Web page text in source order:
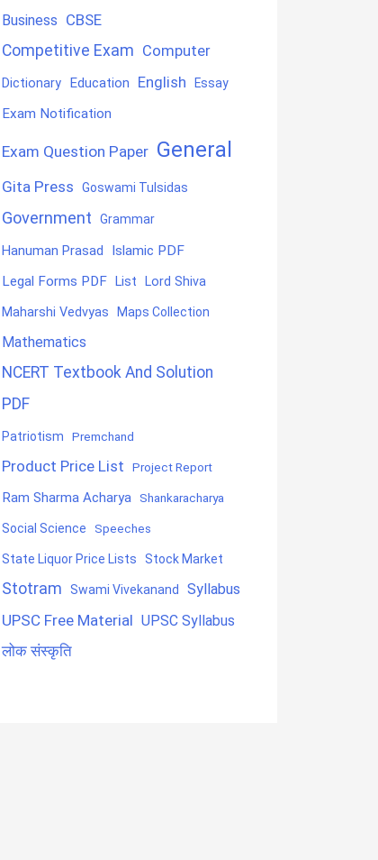
Business CBSE
Competitive Exam Computer
Dictionary Education English Essay
Exam Notification
Exam Question Paper General
Gita Press Goswami Tulsidas
Government Grammar
Hanuman Prasad
Islamic PDF
Legal Forms PDF List Lord Shiva
Maharshi Vedvyas Maps Collection
Mathematics
NCERT Textbook And Solution
PDF
Patriotism Premchand
Product Price List Project Report
Ram Sharma Acharya Shankaracharya
Social Science Speeches
State Liquor Price Lists Stock Market
Stotram Swami Vivekanand Syllabus
UPSC Free Material UPSC Syllabus
लोक संस्कृति